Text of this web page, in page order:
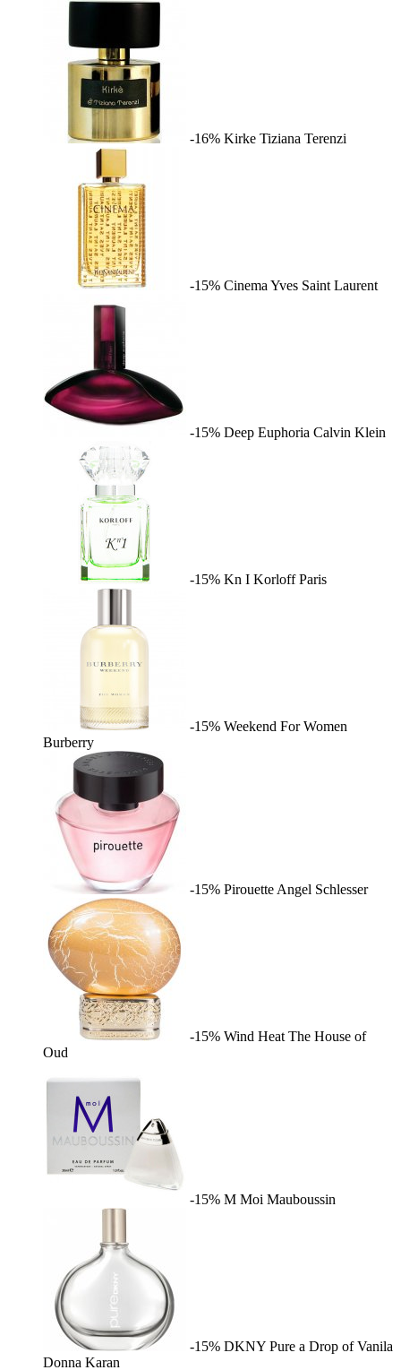
-16% Kirke Tiziana Terenzi
-15% Cinema Yves Saint Laurent
-15% Deep Euphoria Calvin Klein
-15% Kn I Korloff Paris
-15% Weekend For Women
Burberry
-15% Pirouette Angel Schlesser
-15% Wind Heat The House of
Oud
-15% M Moi Mauboussin
-15% DKNY Pure a Drop of Vanila
Donna Karan